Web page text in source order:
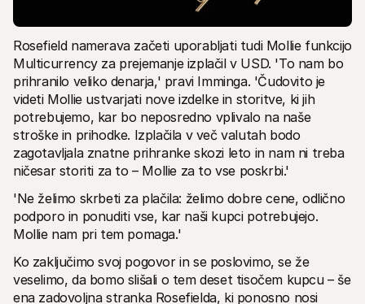
Rosefield namerava začeti uporabljati tudi Mollie funkcijo
Multicurrency za prejemanje izplačil v USD. 'To nam bo
prihranilo veliko denarja,' pravi Imminga. 'Čudovito je
videti Mollie ustvarjati nove izdelke in storitve, ki jih
potrebujemo, kar bo neposredno vplivalo na naše
stroške in prihodke. Izplačila v več valutah bodo
zagotavljala znatne prihranke skozi leto in nam ni treba
ničesar storiti za to – Mollie za to vse poskrbi.'
'Ne želimo skrbeti za plačila: želimo dobre cene, odlično
podporo in ponuditi vse, kar naši kupci potrebujejo.
Mollie nam pri tem pomaga.'
Ko zaključimo svoj pogovor in se poslovimo, se že
veselimo, da bomo slišali o tem deset tisočem kupcu – še
ena zadovoljna stranka Rosefielda, ki ponosno nosi